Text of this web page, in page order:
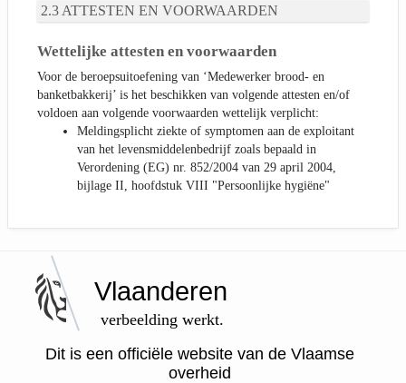
ATTESTEN EN VOORWAARDEN
Wettelijke attesten en voorwaarden
Voor de beroepsuitoefening van ‘Medewerker brood- en
banketbakkerij’ is het beschikken van volgende attesten en/of
voldoen aan volgende voorwaarden wettelijk verplicht:
Meldingsplicht ziekte of symptomen aan de exploitant
van het levensmiddelenbedrijf zoals bepaald in
Verordening (EG) nr. 852/2004 van 29 april 2004,
bijlage II, hoofdstuk VIII "Persoonlijke hygiëne"
Vlaanderen
verbeelding werkt.
Dit is een officiële website van de Vlaamse
overheid